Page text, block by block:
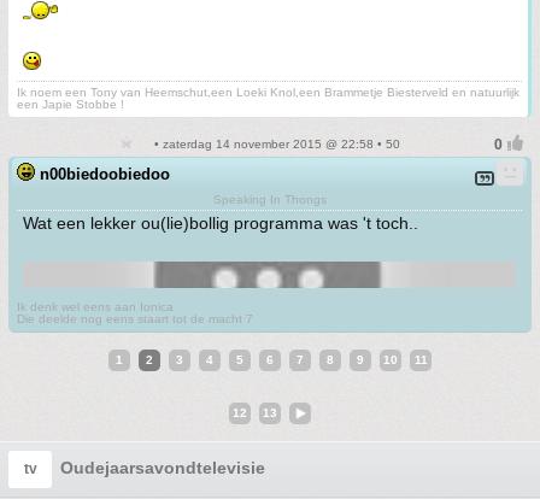
Ik noem een Tony van Heemschut,een Loeki Knol,een Brammetje Biesterveld en natuurlijk
een Japie Stobbe !
• zaterdag 14 november 2015 @ 22:58 • 50
n00biedoobiedoo
Speaking In Thongs
Wat een lekker ou(lie)bollig programma was 't toch..
Ik denk wel eens aan Ionica
Die deelde nog eens staart tot de macht 7
1 2 3 4 5 6 7 8 9 10 11
12 13
tv Oudejaarsavondtelevisie